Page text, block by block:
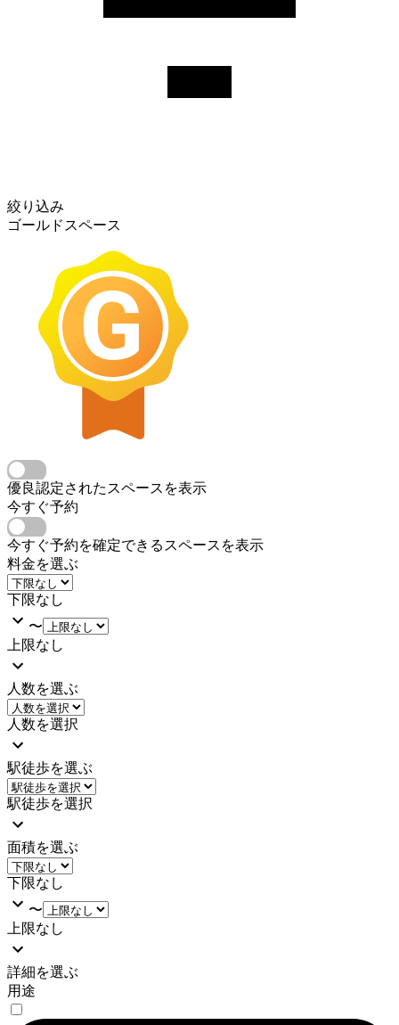
絞り込み
ゴールドスペース
優良認定されたスペースを表示
今すぐ予約
今すぐ予約を確定できるスペースを表示
料金を選ぶ
下限なし
〜
上限なし
人数を選ぶ
人数を選択
駅徒歩を選ぶ
駅徒歩を選択
面積を選ぶ
下限なし
〜
上限なし
詳細を選ぶ
用途